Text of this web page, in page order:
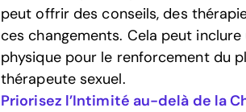
peut offrir des conseils, des
ces changements. Cela peut
physique pour le renforcement du
thérapeute sexuel.
Priorisez l’Intimité au-delà de la